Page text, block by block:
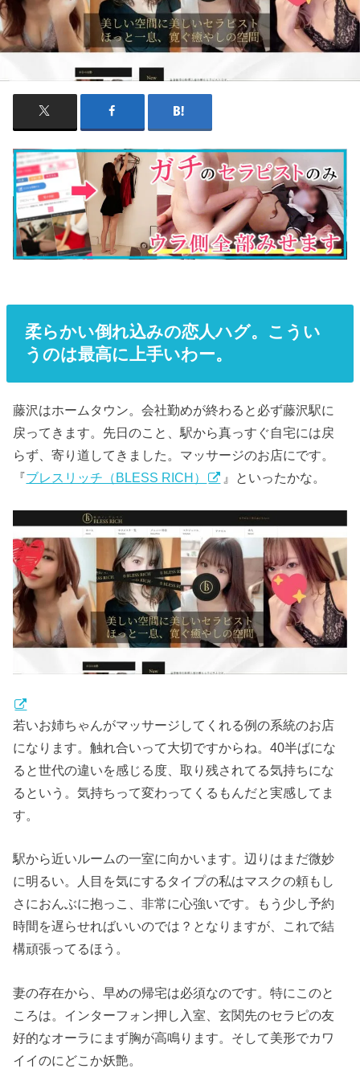
柔らかい倒れ込みの恋人ハグ。こうい
うのは最高に上手いわー。
藤沢はホームタウン。会社勤めが終わると必ず藤沢駅に
戻ってきます。先日のこと、駅から真っすぐ自宅には戻
らず、寄り道してきました。マッサージのお店にです。
『ブレスリッチ（BLESS RICH） 』といったかな。
若いお姉ちゃんがマッサージしてくれる例の系統のお店
になります。触れ合いって大切ですからね。40半ばにな
ると世代の違いを感じる度、取り残されてる気持ちにな
るという。気持ちって変わってくるもんだと実感してま
す。
駅から近いルームの一室に向かいます。辺りはまだ微妙
に明るい。人目を気にするタイプの私はマスクの頼もし
さにおんぶに抱っこ、非常に心強いです。もう少し予約
時間を遅らせればいいのでは？となりますが、これで結
構頑張ってるほう。
妻の存在から、早めの帰宅は必須なのです。特にこのと
ころは。インターフォン押し入室、玄関先のセラピの友
好的なオーラにまず胸が高鳴ります。そして美形でカワ
イイのにどこか妖艶。